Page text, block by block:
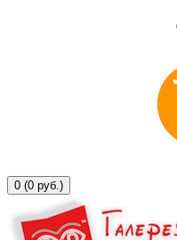
0 (0 руб.)